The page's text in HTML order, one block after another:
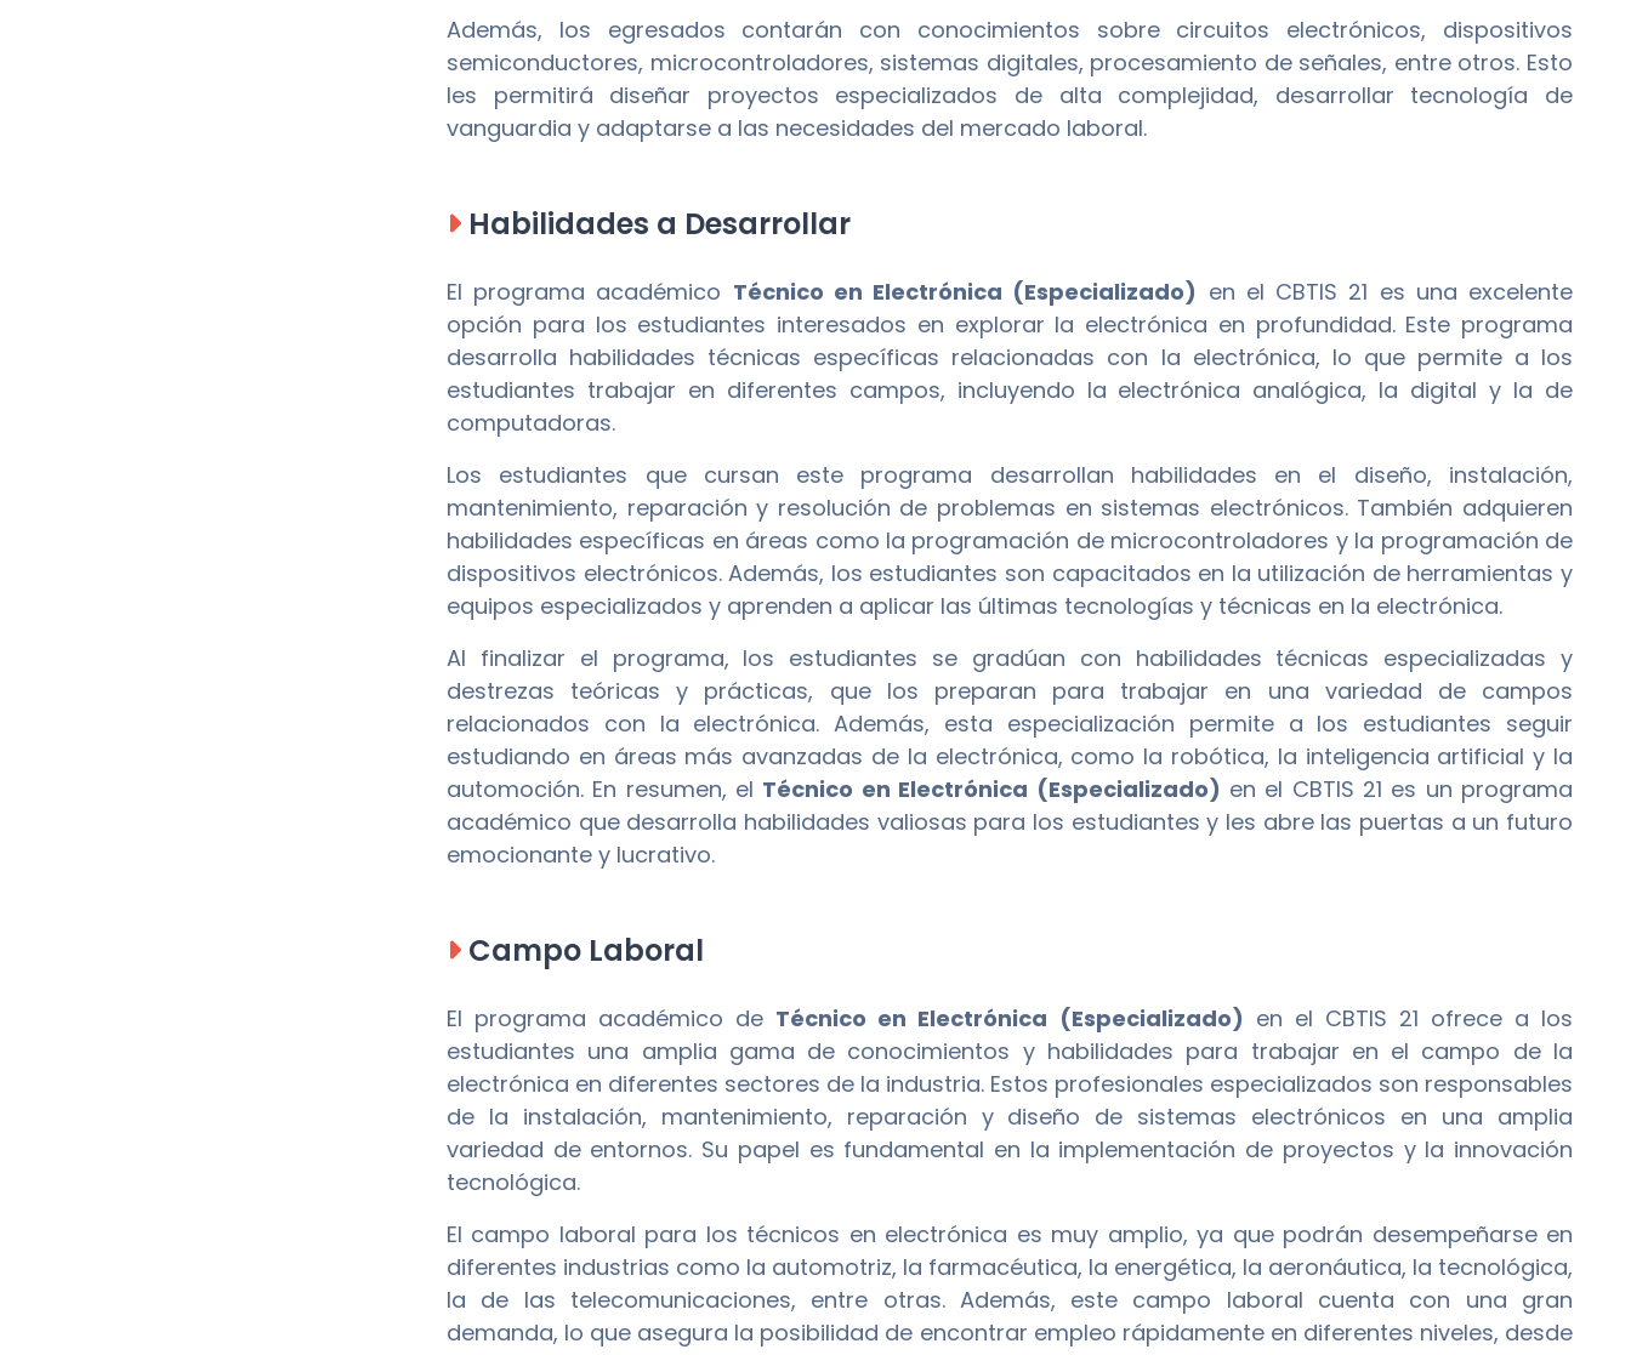
Además, los egresados contarán con conocimientos sobre circuitos electrónicos, dispositivos
semiconductores, microcontroladores, sistemas digitales, procesamiento de señales, entre otros. Esto
les permitirá diseñar proyectos especializados de alta complejidad, desarrollar tecnología de
vanguardia y adaptarse a las necesidades del mercado laboral.
Habilidades a Desarrollar
El programa académico Técnico en Electrónica (Especializado) en el CBTIS 21 es una excelente
opción para los estudiantes interesados en explorar la electrónica en profundidad. Este programa
desarrolla habilidades técnicas específicas relacionadas con la electrónica, lo que permite a los
estudiantes trabajar en diferentes campos, incluyendo la electrónica analógica, la digital y la de
computadoras.
Los estudiantes que cursan este programa desarrollan habilidades en el diseño, instalación,
mantenimiento, reparación y resolución de problemas en sistemas electrónicos. También adquieren
habilidades específicas en áreas como la programación de microcontroladores y la programación de
dispositivos electrónicos. Además, los estudiantes son capacitados en la utilización de herramientas y
equipos especializados y aprenden a aplicar las últimas tecnologías y técnicas en la electrónica.
Al finalizar el programa, los estudiantes se gradúan con habilidades técnicas especializadas y
destrezas teóricas y prácticas, que los preparan para trabajar en una variedad de campos
relacionados con la electrónica. Además, esta especialización permite a los estudiantes seguir
estudiando en áreas más avanzadas de la electrónica, como la robótica, la inteligencia artificial y la
automoción. En resumen, el Técnico en Electrónica (Especializado) en el CBTIS 21 es un programa
académico que desarrolla habilidades valiosas para los estudiantes y les abre las puertas a un futuro
emocionante y lucrativo.
Campo Laboral
El programa académico de Técnico en Electrónica (Especializado) en el CBTIS 21 ofrece a los
estudiantes una amplia gama de conocimientos y habilidades para trabajar en el campo de la
electrónica en diferentes sectores de la industria. Estos profesionales especializados son responsables
de la instalación, mantenimiento, reparación y diseño de sistemas electrónicos en una amplia
variedad de entornos. Su papel es fundamental en la implementación de proyectos y la innovación
tecnológica.
El campo laboral para los técnicos en electrónica es muy amplio, ya que podrán desempeñarse en
diferentes industrias como la automotriz, la farmacéutica, la energética, la aeronáutica, la tecnológica,
la de las telecomunicaciones, entre otras. Además, este campo laboral cuenta con una gran
demanda, lo que asegura la posibilidad de encontrar empleo rápidamente en diferentes niveles, desde